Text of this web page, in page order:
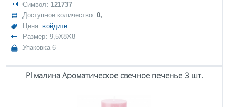
Символ: 121737
Доступное количество:0,
Цена: войдите
Размер: 9,5X8X8
Упаковка 6
Pl малина Ароматическое свечное печенье 3 шт.